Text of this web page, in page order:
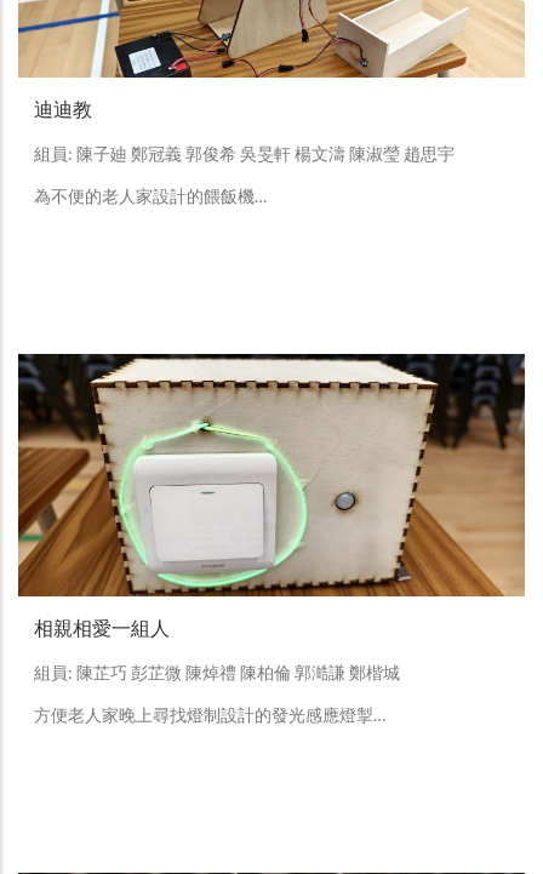
迪迪教
組員: 陳子廸 鄭冠義 郭俊希 吳旻軒 楊文濤 陳淑瑩 趙思宇
為不便的老人家設計的餵飯機…
相親相愛一組人
組員: 陳芷巧 彭芷微 陳焯禮 陳柏倫 郭澔謙 鄭楷城
方便老人家晚上尋找燈制設計的發光感應燈掣…